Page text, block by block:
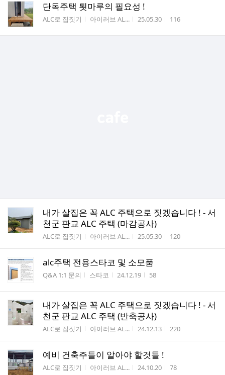
단독주택 툇마루의 필요성 !
게시판명
ALC로 집짓기 작성자
아이러브 AL... 작성시간
25.05.30 조회수
116
내가 살집은 꼭 ALC 주택으로 짓겠습니다 ! - 서
천군 판교 ALC 주택 (마감공사)
게시판명
ALC로 집짓기 작성자
아이러브 AL... 작성시간
25.05.30 조회수
120
alc주택 전용스타코 및 소모품
게시판명
Q&A 1:1 문의 작성자
스타코 작성시간
24.12.19 조회수
58
내가 살집은 꼭 ALC 주택으로 짓겠습니다 ! - 서
천군 판교 ALC 주택 (반축공사)
게시판명
ALC로 집짓기 작성자
아이러브 AL... 작성시간
24.12.13 조회수
220
예비 건축주들이 알아야 할것들 !
게시판명
ALC로 집짓기 작성자
아이러브 AL... 작성시간
24.10.20 조회수
78